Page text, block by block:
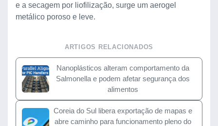
e a secagem por liofilização, surge um aerogel
metálico poroso e leve.
ARTIGOS RELACIONADOS
Nanoplásticos alteram comportamento da
Salmonella e podem afetar segurança dos
alimentos
Coreia do Sul libera exportação de mapas e
abre caminho para funcionamento pleno do